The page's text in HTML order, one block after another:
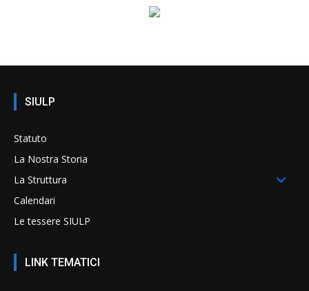
SIULP
Statuto
La Nostra Storia
La Struttura
Calendari
Le tessere SIULP
LINK TEMATICI